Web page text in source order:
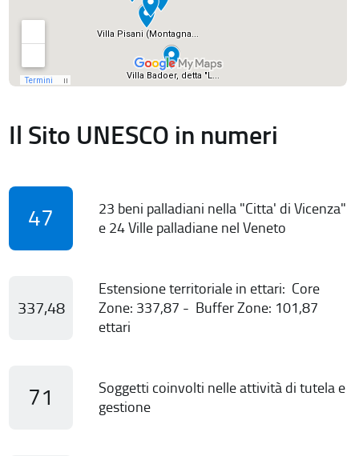
Il Sito UNESCO in numeri
47
23 beni palladiani nella "Citta' di Vicenza"
e 24 Ville palladiane nel Veneto
337,48
Estensione territoriale in ettari: Core
Zone: 337,87 - Buffer Zone: 101,87
ettari
71
Soggetti coinvolti nelle attività di tutela e
gestione